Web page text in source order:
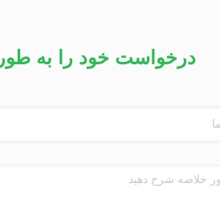
درخواست خود را به